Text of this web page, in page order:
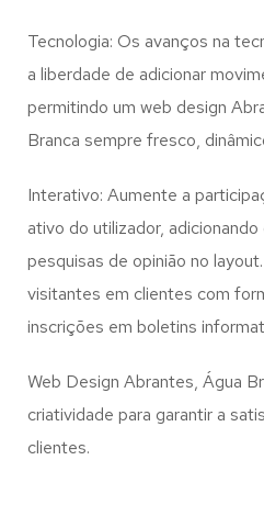
Tecnologia: Os avanços na
a liberdade de adicionar
permitindo um web design
Branca sempre fresco,
Interativo: Aumente a
ativo do utilizador,
pesquisas de opinião no
visitantes em clientes com
inscrições em boletins
Web Design Abrantes, Água
criatividade para garantir a
clientes.